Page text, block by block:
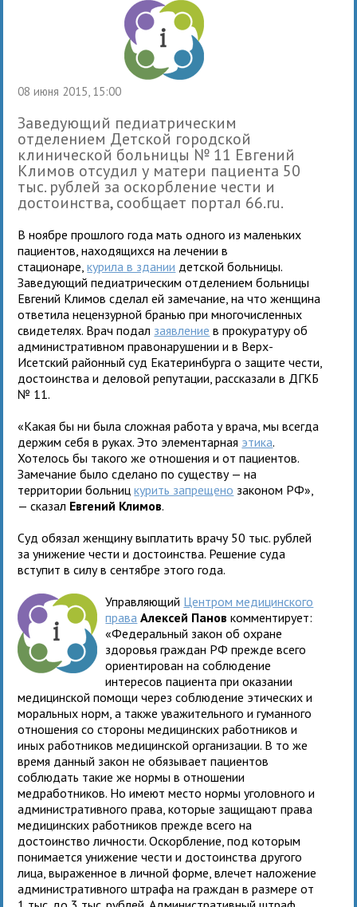
08 июня 2015, 15:00
Заведующий педиатрическим
отделением Детской городской
клинической больницы № 11 Евгений
Климов отсудил у матери пациента 50
тыс. рублей за оскорбление чести и
достоинства, сообщает портал 66.ru.
В ноябре прошлого года мать одного из маленьких
пациентов, находящихся на лечении в
стационаре,курила в здании детской больницы.
Заведующий педиатрическим отделением больницы
Евгений Климов сделал ей замечание, на что женщина
ответила нецензурной бранью при многочисленных
свидетелях. Врач подал заявление в прокуратуру об
административном правонарушении и в Верх-
Исетский районный суд Екатеринбурга о защите чести,
достоинства и деловой репутации, рассказали в ДГКБ
№ 11.
«Какая бы ни была сложная работа у врача, мы всегда
держим себя в руках. Это элементарная этика.
Хотелось бы такого же отношения и от пациентов.
Замечание было сделано по существу — на
территории больницкурить запрещено законом РФ»,
— сказал Евгений Климов.
Суд обязал женщину выплатить врачу 50 тыс. рублей
за унижение чести и достоинства. Решение суда
вступит в силу в сентябре этого года.
Управляющий Центром медицинского
права Алексей Панов комментирует:
«Федеральный закон об охране
здоровья граждан РФ прежде всего
ориентирован на соблюдение
интересов пациента при оказании
медицинской помощи через соблюдение этических и
моральных норм, а также уважительного и гуманного
отношения со стороны медицинских работников и
иных работников медицинской организации. В то же
время данный закон не обязывает пациентов
соблюдать такие же нормы в отношении
медработников. Но имеют место нормы уголовного и
административного права, которые защищают права
медицинских работников прежде всего на
достоинство личности. Оскорбление, под которым
понимается унижение чести и достоинства другого
лица, выраженное в личной форме, влечет наложение
административного штрафа на граждан в размере от